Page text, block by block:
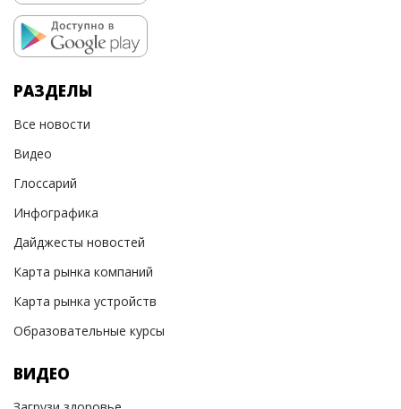
РАЗДЕЛЫ
Все новости
Видео
Глоссарий
Инфографика
Дайджесты новостей
Карта рынка компаний
Карта рынка устройств
Образовательные курсы
ВИДЕО